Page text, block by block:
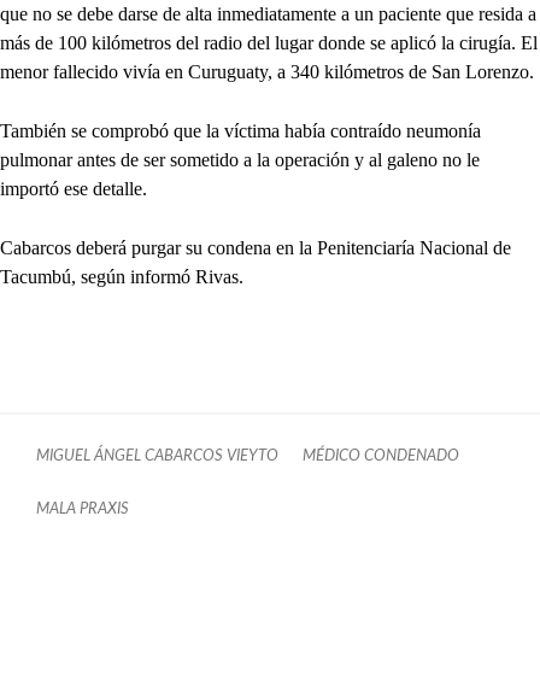
que no se debe darse de alta inmediatamente a un paciente que resida a
más de 100 kilómetros del radio del lugar donde se aplicó la cirugía. El
menor fallecido vivía en Curuguaty, a 340 kilómetros de San Lorenzo.
También se comprobó que la víctima había contraído neumonía
pulmonar antes de ser sometido a la operación y al galeno no le
importó ese detalle.
Cabarcos deberá purgar su condena en la Penitenciaría Nacional de
Tacumbú, según informó Rivas.
MIGUEL ÁNGEL CABARCOS VIEYTO MÉDICO CONDENADO
MALA PRAXIS